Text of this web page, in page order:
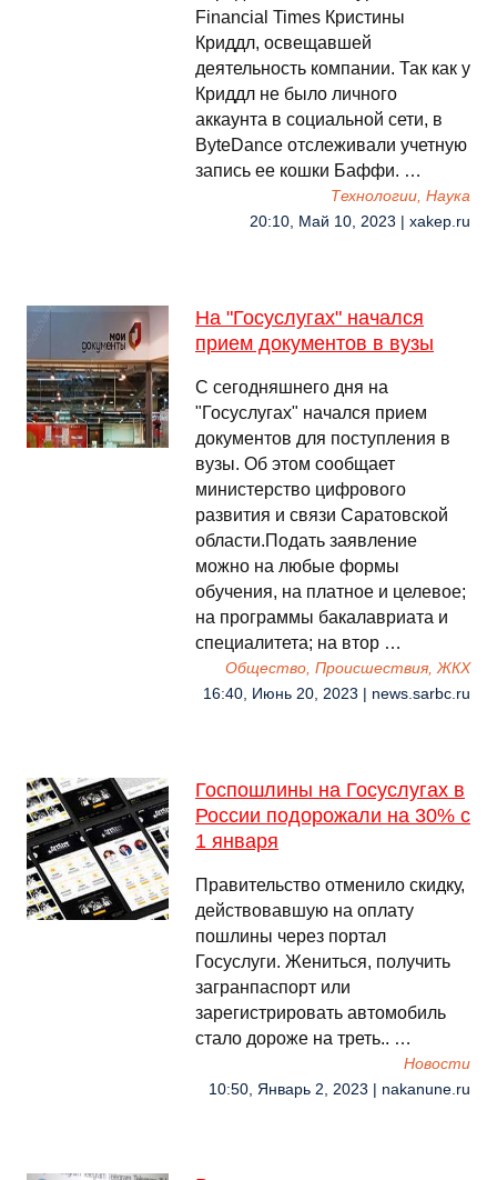
Financial Times Кристины
Криддл, освещавшей
деятельность компании. Так как у
Криддл не было личного
аккаунта в социальной сети, в
ByteDance отслеживали учетную
запись ее кошки Баффи. …
Технологии, Наука
20:10, Май 10, 2023 | xakep.ru
На "Госуслугах" начался
прием документов в вузы
С сегодняшнего дня на
"Госуслугах" начался прием
документов для поступления в
вузы. Об этом сообщает
министерство цифрового
развития и связи Саратовской
области.Подать заявление
можно на любые формы
обучения, на платное и целевое;
на программы бакалавриата и
специалитета; на втор …
Общество, Происшествия, ЖКХ
16:40, Июнь 20, 2023 | news.sarbc.ru
Госпошлины на Госуслугах в
России подорожали на 30% с
1 января
Правительство отменило скидку,
действовавшую на оплату
пошлины через портал
Госуслуги. Жениться, получить
загранпаспорт или
зарегистрировать автомобиль
стало дороже на треть.. …
Новости
10:50, Январь 2, 2023 | nakanune.ru